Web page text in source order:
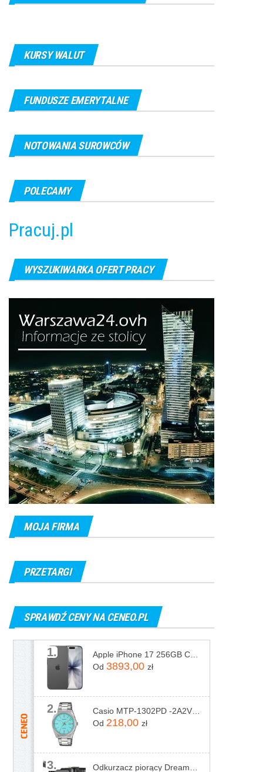
KURSY WALUT
FUNDUSZE EMERYTALNE
NOTOWANIA SUROWCÓW
POLECAMY
Pracuj.pl
WYSZUKIWARKA OFERT PRACY
MOJA FIRMA
PRZETARGI
SPRAWDŹ CENY NA CENEO.PL
1.
Od 3893,00 zł
2.
Od 218,00 zł
3.